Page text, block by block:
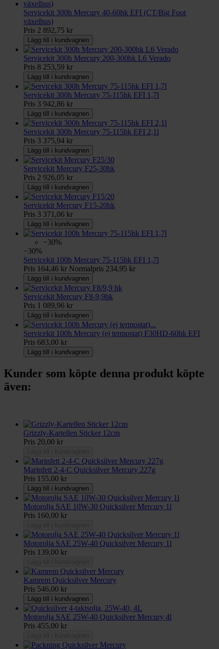
Servicekit 300h Mercury 40-60hk EFI (CT/Big Foot
växelhus)
Pris 2 892,75 kr
Lägg till i kundvagnen
Servicekit 300h Mercury 200-300hk L6 Verado
Pris 8 253,59 kr
Lägg till i kundvagnen
Servicekit 300h Mercury 75-115hk EFI 1,7l
Pris 3 942,86 kr
Lägg till i kundvagnen
Servicekit 300h Mercury 75-115hk EFI 2,1l
Pris 3 375,94 kr
Lägg till i kundvagnen
Servicekit Mercury F25-30hk
Pris 2 926,05 kr
Lägg till i kundvagnen
Servicekit Mercury F15-20hk
Pris 3 371,06 kr
Lägg till i kundvagnen
−30%
−30%
Servicekit 100h Mercury 75-115hk EFI 1,7l
Pris 164,46 kr Normalpris 234,95 kr
Lägg till i kundvagnen
Servicekit Mercury F8-9,9hk
Pris 1 089,96 kr
Lägg till i kundvagnen
Servicekit 100h Mercury (ej termostat) F30HD-60hk EFI
Pris 683,00 kr
Lägg till i kundvagnen
Kunder som köpte denna produkt köpte
även:
Grizzly-Kartellen Sticker 12cm
Pris 20,00 kr
Marinfett 2-4-C Quicksilver Mercury 227g
Pris 155,00 kr
Lägg till i kundvagnen
Motorolja SAE 10W-30 Quicksilver Mercury 1l
Pris 160,00 kr
Motorolja SAE 25W-40 Quicksilver Mercury 1l
Pris 139,00 kr
Kamrem Quicksilver Mercury
Pris 546,00 kr
Lägg till i kundvagnen
Motorolja SAE 25W-40 Quicksilver Mercury 4l
Pris 455,00 kr